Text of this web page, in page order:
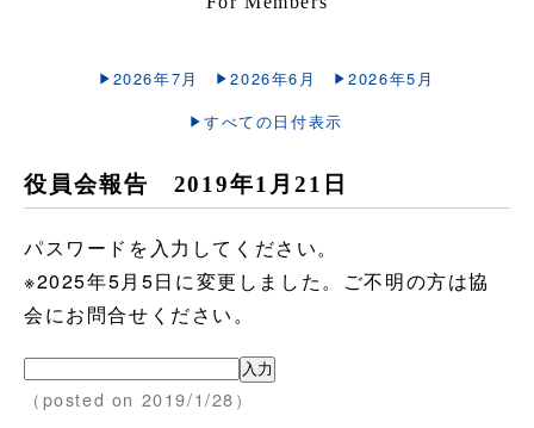
2026年7月 2026年6月
2026年5月
すべての日付表示
役員会報告 2019年1月21日
パスワードを入力してください。
※2025年5月5日に変更しました。ご不明の方は協
会にお問合せください。
（posted on 2019/1/28）